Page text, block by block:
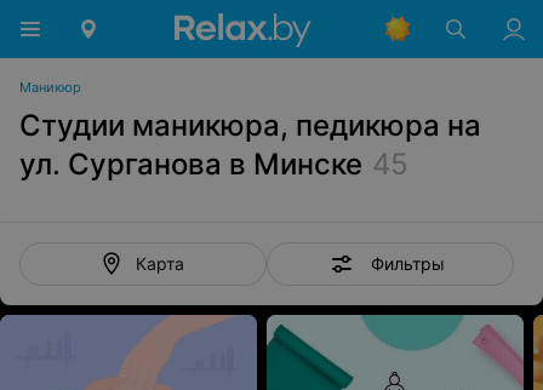
Маникюр
Студии маникюра, педикюра на
ул. Сурганова в Минске 45
Карта Фильтры